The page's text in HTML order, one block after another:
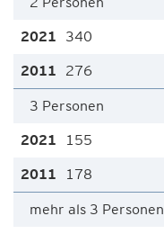
340
276
3 Personen
155
178
mehr als 3 Personen